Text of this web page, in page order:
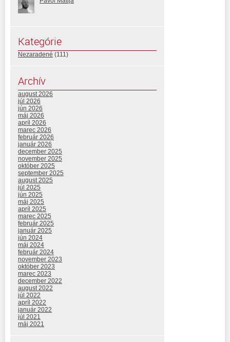
Kategórie
Nezaradené (111)
Archív
august 2026
júl 2026
jún 2026
máj 2026
apríl 2026
marec 2026
február 2026
január 2026
december 2025
november 2025
október 2025
september 2025
august 2025
júl 2025
jún 2025
máj 2025
apríl 2025
marec 2025
február 2025
január 2025
jún 2024
máj 2024
február 2024
november 2023
október 2023
marec 2023
december 2022
august 2022
júl 2022
apríl 2022
január 2022
júl 2021
máj 2021